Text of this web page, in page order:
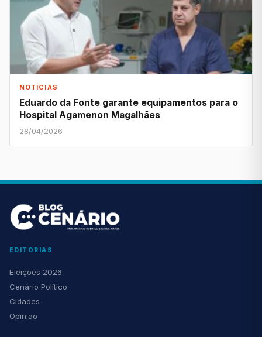
NOTÍCIAS
Eduardo da Fonte garante equipamentos para o
Hospital Agamenon Magalhães
28/04/2026
EDITORIAS
Eleições 2026
Cenário Político
Cidades
Opinião